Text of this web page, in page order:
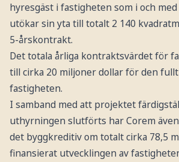
hyresgäst i fastigheten som i och
utökar sin yta till totalt 2 140
5-årskontrakt.
Det totala årliga kontraktsvärdet för
till cirka 20 miljoner dollar för den
fastigheten.
I samband med att projektet
uthyrningen slutförts har Corem
det byggkreditiv om totalt cirka 78,5
finansierat utvecklingen av